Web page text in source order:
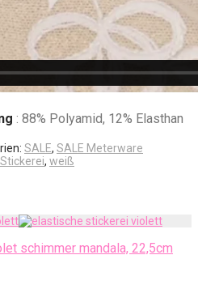
: 88% Polyamid, 12% Elasthan
SALE, SALE Meterware
Stickerei, weiß
schimmer mandala, 22,5cm